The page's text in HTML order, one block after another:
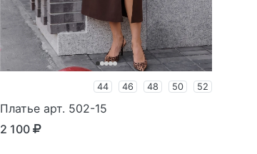
44 46 48 50 52
Платье арт. 502-15
2 100